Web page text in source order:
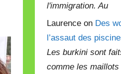
l'immigration. Au
Laurence on Des
l’assaut des
Les burkini sont
comme les